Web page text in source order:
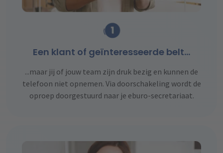
Een klant of geïnteresseerde belt…
...maar jij of jouw team zijn druk bezig en kunnen de
telefoon niet opnemen. Via doorschakeling wordt de
oproep doorgestuurd naar je eburo-secretariaat.